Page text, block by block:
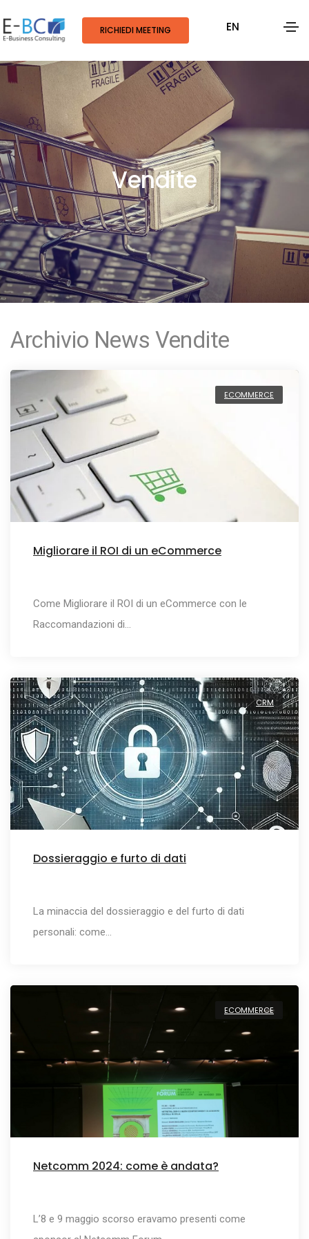
RICHIEDI MEETING EN
Vendite
Archivio News Vendite
ECOMMERCE
Migliorare il ROI di un eCommerce
Come Migliorare il ROI di un eCommerce con le
Raccomandazioni di…
CRM
Dossieraggio e furto di dati
La minaccia del dossieraggio e del furto di dati
personali: come…
ECOMMERCE
Netcomm 2024: come è andata?
L’8 e 9 maggio scorso eravamo presenti come